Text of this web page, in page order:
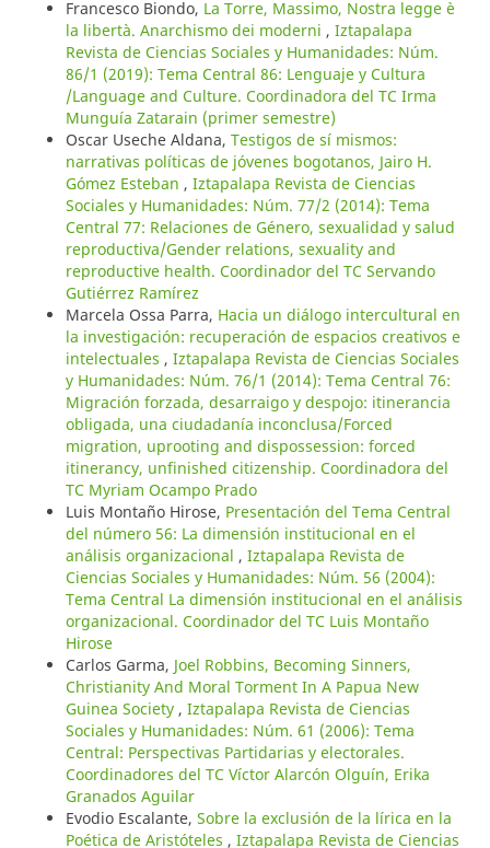
Francesco Biondo, La Torre, Massimo, Nostra legge è
la libertà. Anarchismo dei moderni , Iztapalapa
Revista de Ciencias Sociales y Humanidades: Núm.
86/1 (2019): Tema Central 86: Lenguaje y Cultura
/Language and Culture. Coordinadora del TC Irma
Munguía Zatarain (primer semestre)
Oscar Useche Aldana, Testigos de sí mismos:
narrativas políticas de jóvenes bogotanos, Jairo H.
Gómez Esteban , Iztapalapa Revista de Ciencias
Sociales y Humanidades: Núm. 77/2 (2014): Tema
Central 77: Relaciones de Género, sexualidad y salud
reproductiva/Gender relations, sexuality and
reproductive health. Coordinador del TC Servando
Gutiérrez Ramírez
Marcela Ossa Parra, Hacia un diálogo intercultural en
la investigación: recuperación de espacios creativos e
intelectuales , Iztapalapa Revista de Ciencias Sociales
y Humanidades: Núm. 76/1 (2014): Tema Central 76:
Migración forzada, desarraigo y despojo: itinerancia
obligada, una ciudadanía inconclusa/Forced
migration, uprooting and dispossession: forced
itinerancy, unfinished citizenship. Coordinadora del
TC Myriam Ocampo Prado
Luis Montaño Hirose, Presentación del Tema Central
del número 56: La dimensión institucional en el
análisis organizacional , Iztapalapa Revista de
Ciencias Sociales y Humanidades: Núm. 56 (2004):
Tema Central La dimensión institucional en el análisis
organizacional. Coordinador del TC Luis Montaño
Hirose
Carlos Garma, Joel Robbins, Becoming Sinners,
Christianity And Moral Torment In A Papua New
Guinea Society , Iztapalapa Revista de Ciencias
Sociales y Humanidades: Núm. 61 (2006): Tema
Central: Perspectivas Partidarias y electorales.
Coordinadores del TC Víctor Alarcón Olguín, Erika
Granados Aguilar
Evodio Escalante, Sobre la exclusión de la lírica en la
Poética de Aristóteles , Iztapalapa Revista de Ciencias